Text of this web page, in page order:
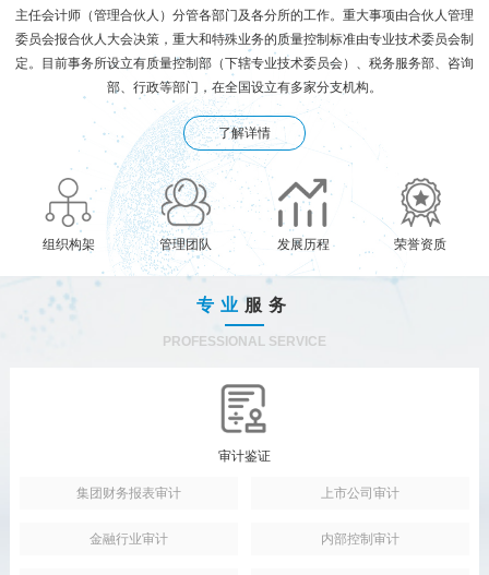
主任会计师（管理合伙人）分管各部门及各分所的工作。重大事项由合伙人管理
委员会报合伙人大会决策，重大和特殊业务的质量控制标准由专业技术委员会制
定。目前事务所设立有质量控制部（下辖专业技术委员会）、税务服务部、咨询
部、行政等部门，在全国设立有多家分支机构。
了解详情
组织构架 管理团队 发展历程 荣誉资质
专业 服务
PROFESSIONAL SERVICE
审计鉴证
集团财务报表审计 上市公司审计
金融行业审计 内部控制审计